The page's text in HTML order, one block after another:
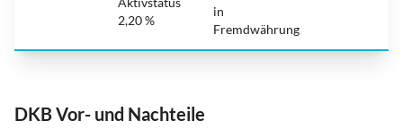
2,20 %
in
Fremdwährung
DKB Vor- und Nachteile